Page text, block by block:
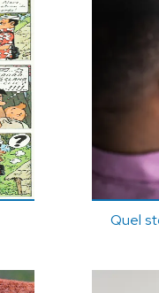
Quel